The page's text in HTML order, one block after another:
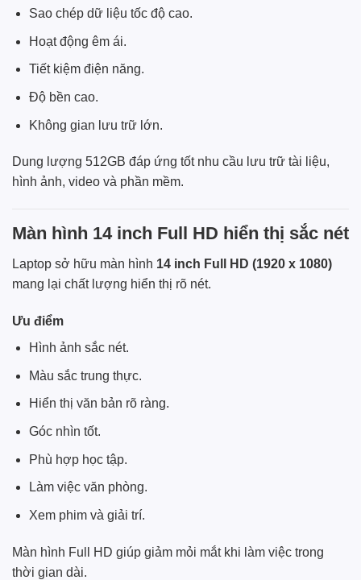
Sao chép dữ liệu tốc độ cao.
Hoạt động êm ái.
Tiết kiệm điện năng.
Độ bền cao.
Không gian lưu trữ lớn.
Dung lượng 512GB đáp ứng tốt nhu cầu lưu trữ tài liệu,
hình ảnh, video và phần mềm.
Màn hình 14 inch Full HD hiển thị sắc nét
Laptop sở hữu màn hình 14 inch Full HD (1920 x 1080)
mang lại chất lượng hiển thị rõ nét.
Ưu điểm
Hình ảnh sắc nét.
Màu sắc trung thực.
Hiển thị văn bản rõ ràng.
Góc nhìn tốt.
Phù hợp học tập.
Làm việc văn phòng.
Xem phim và giải trí.
Màn hình Full HD giúp giảm mỏi mắt khi làm việc trong
thời gian dài.